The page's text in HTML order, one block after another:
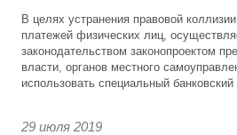
В целях устранения правовой
платежей физических лиц,
законодательством законопроектом
власти, органов местного
использовать специальный
29 июля 2019